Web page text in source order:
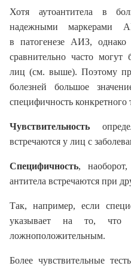
Хотя аутоантитела в
надежными маркерами
в патогенезе АИЗ, однако
сравнительно часто
лиц (см. выше). Поэтому
болезней большое
специфичность конкретного
Чувствительность
встречаются у лиц с
Специфичность, наоборот,
антитела встречаются при
Так, например, если
указывает на то, что
ложноположительным.
Более чувствительные